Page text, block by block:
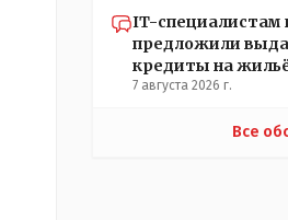
IT-специалистам
предложили
кредиты на
7 августа 2026 г.
Все